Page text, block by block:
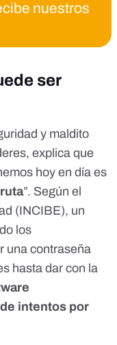
nuestros
ser
y maldito
explica que
hoy en día es
”. Según el
(INCIBE), un
los
una contraseña
hasta dar con la
intentos por